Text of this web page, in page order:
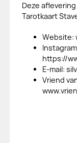
Deze
Tarotkaart
​Website:
https://
​E-mail:
​Vriend